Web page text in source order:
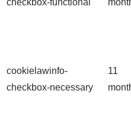
checkbox-functional
cookielawinfo-
checkbox-necessary
11